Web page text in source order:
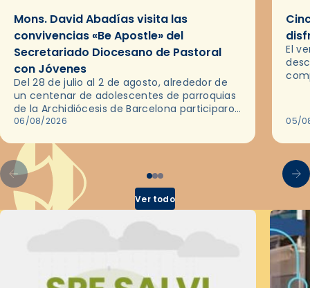
Mons. David Abadías visita las
convivencias «Be Apostle» del
Secretariado Diocesano de Pastoral
con Jóvenes
Del 28 de julio al 2 de agosto, alrededor de
un centenar de adolescentes de parroquias
de la Archidiócesis de Barcelona participaron
en las convivencias Be Apostle, organizadas
06/08/2026
El
05/
Ver todo